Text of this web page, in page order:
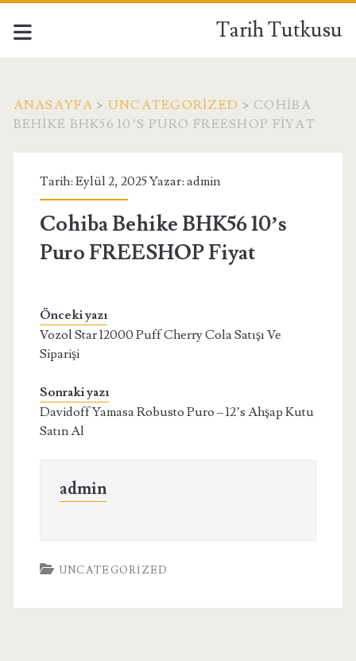
Tarih Tutkusu
ANASAYFA > UNCATEGORIZED > COHIBA
BEHIKE BHK56 10’S PURO FREESHOP FIYAT
Tarih: Eylül 2, 2025 Yazar: admin
Cohiba Behike BHK56 10’s
Puro FREESHOP Fiyat
Önceki yazı
Vozol Star 12000 Puff Cherry Cola Satışı Ve
Siparişi
Sonraki yazı
Davidoff Yamasa Robusto Puro – 12’s Ahşap Kutu
Satın Al
admin
UNCATEGORIZED